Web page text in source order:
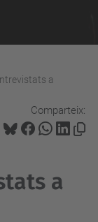
a
Comparteix:
a